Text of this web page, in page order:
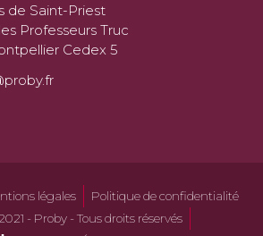
de Saint-Priest
Professeurs Truc
Cedex 5
légales
Politique de confidentialité
- Proby - Tous droits réservés